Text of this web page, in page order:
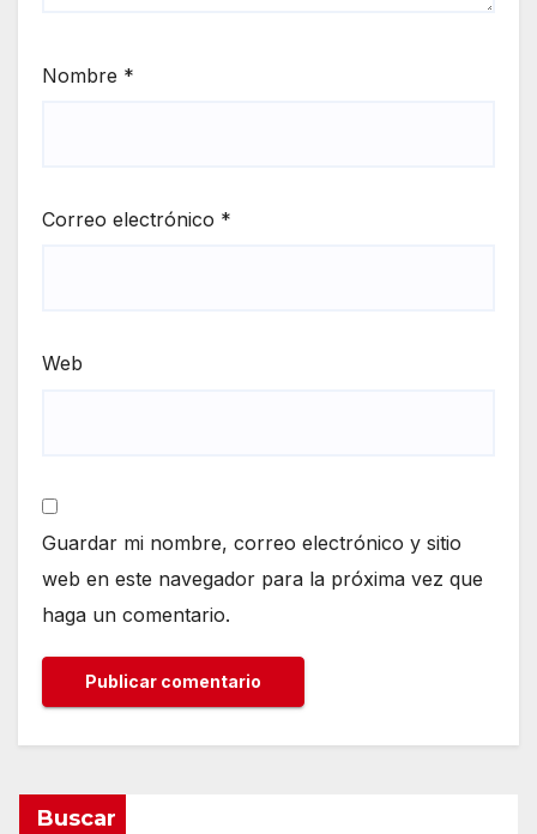
Nombre *
Correo electrónico *
Web
Guardar mi nombre, correo electrónico y sitio
web en este navegador para la próxima vez que
haga un comentario.
Buscar